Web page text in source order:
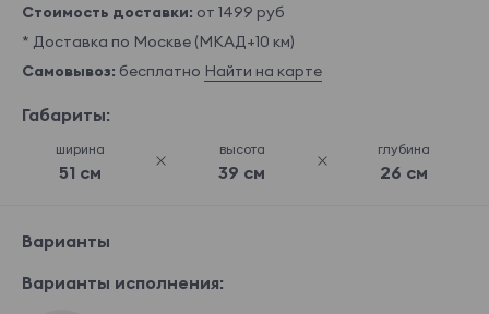
Стоимость доставки: от 1499 руб
* Доставка по Москве (МКАД+10 км)
Самовывоз: бесплатно Найти на карте
Габариты:
ширина
51 см
высота
39 см
глубина
26 см
Варианты
Варианты исполнения: